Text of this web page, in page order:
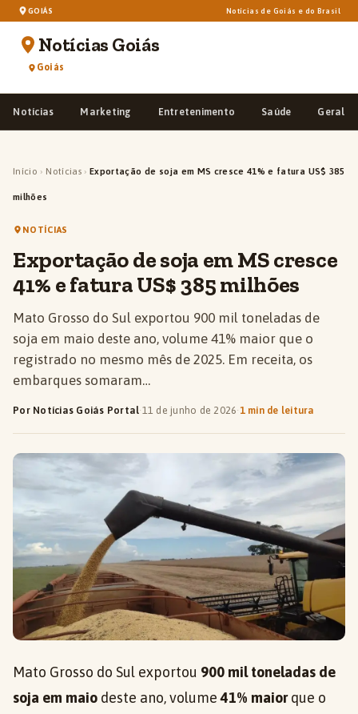
GOIÁS Notícias de Goiás e do Brasil
Notícias Goiás
Goiás
Notícias Marketing Entretenimento Saúde Geral
Início › Notícias › Exportação de soja em MS cresce 41% e fatura US$ 385
milhões
NOTÍCIAS
Exportação de soja em MS cresce
41% e fatura US$ 385 milhões
Mato Grosso do Sul exportou 900 mil toneladas de
soja em maio deste ano, volume 41% maior que o
registrado no mesmo mês de 2025. Em receita, os
embarques somaram…
Por Notícias Goiás Portal·11 de junho de 2026·1 min de leitura
Mato Grosso do Sul exportou 900 mil toneladas de
soja em maio deste ano, volume41% maiorque o